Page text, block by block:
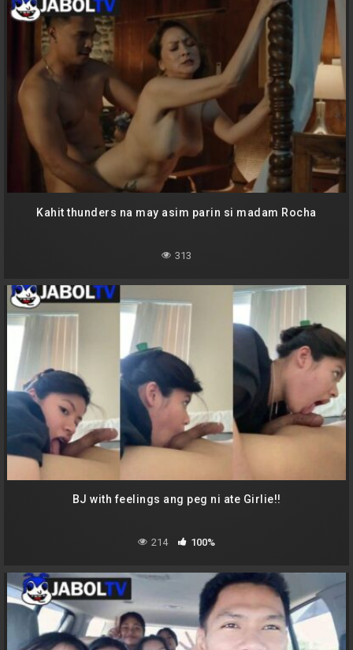
Kahit thunders na may asim parin si madam Rocha
313
BJ with feelings ang peg ni ate Girlie!!
214 100%